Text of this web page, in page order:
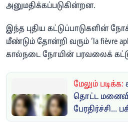
அனுமதிக்கப்படுகின்றன.
இந்த புதிய கட்டுப்பாடுகளின்
மீண்டும் தோன்றி வரும் ‘la fièvre
கால்நடை நோயின் பரவலைக்
மேலும் படிக்க:
தொட்ட
பேரதிர்ச்சி...